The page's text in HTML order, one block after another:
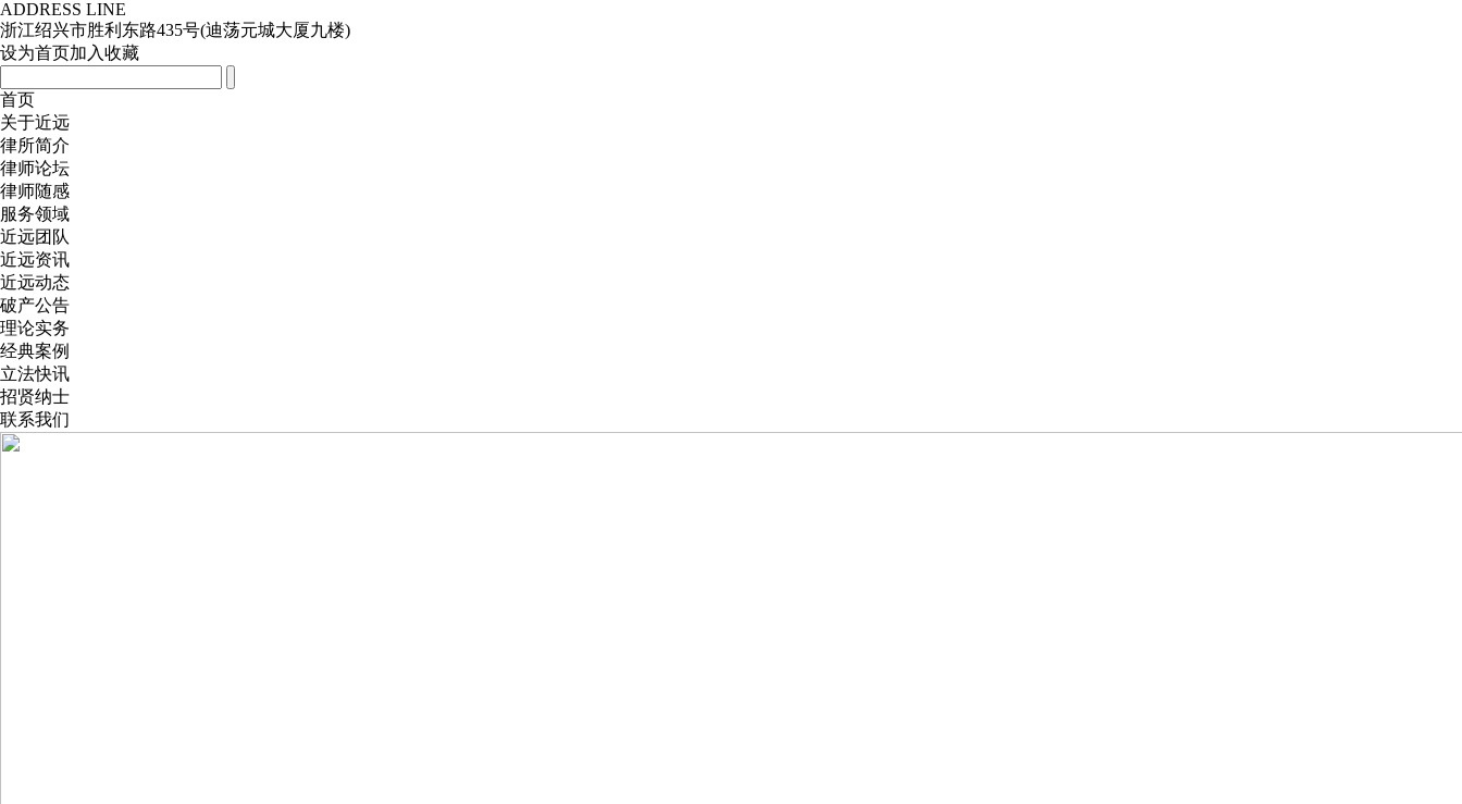
ADDRESS LINE
浙江绍兴市胜利东路435号(迪荡元城大厦九楼)
设为首页加入收藏
首页
关于近远
律所简介
律师论坛
律师随感
服务领域
近远团队
近远资讯
近远动态
破产公告
理论实务
经典案例
立法快讯
招贤纳士
联系我们